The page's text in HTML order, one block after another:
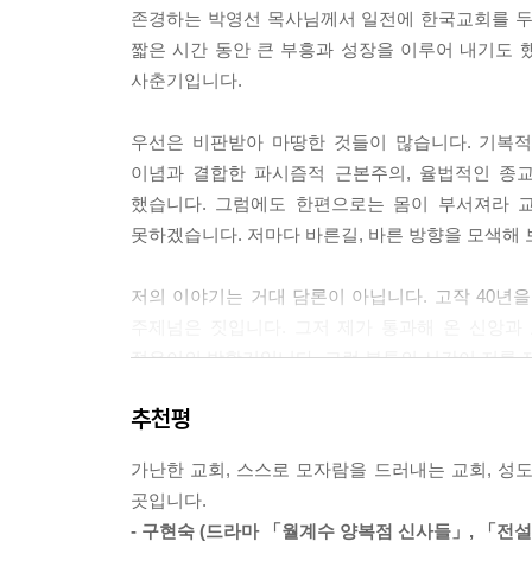
존경하는 박영선 목사님께서 일전에 한국교회를
짧은 시간 동안 큰 부흥과 성장을 이루어 내기도
사춘기입니다.
우선은 비판받아 마땅한 것들이 많습니다. 기복
이념과 결합한 파시즘적 근본주의, 율법적인
했습니다. 그럼에도 한편으로는 몸이 부서져라
못하겠습니다. 저마다 바른길, 바른 방향을 모색해
저의 이야기는 거대 담론이 아닙니다. 고작 40년
젊은이의 방황기입니다. 그런 분투의 시간이 저를
이야기, 답이라고 할 수 없지만 생각해 봄직한 담
이러한 교회와 신앙에 대한 담론들을 SNS에 올리
읽으시고 메시지를 보내주시는 분들이 생겼습
있지요. 익명으로 하나 소개합니다.
추천평
가난한 교회, 스스로 모자람을 드러내는 교회, 성
곳입니다.
- 구현숙 (드라마 「월계수 양복점 신사들」, 「전